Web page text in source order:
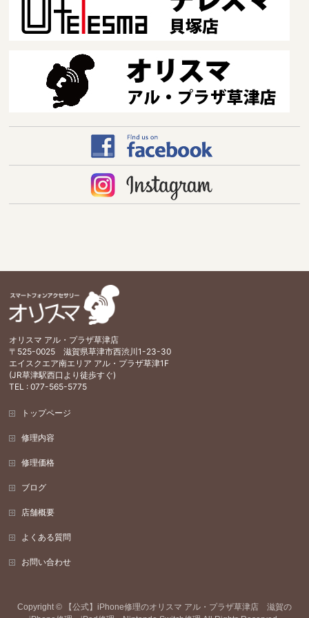
オリスマ アル・プラザ草津店
〒525-0025 滋賀県草津市西渋川1-23-30
エイスクエア南エリア アル・プラザ草津1F
(JR草津駅西口より徒歩すぐ)
TEL : 077-565-5775
トップページ
修理内容
修理価格
ブログ
店舗概要
よくある質問
お問い合わせ
Copyright ©
【公式】iPhone修理のオリスマ アル・プラザ草津店 滋賀の